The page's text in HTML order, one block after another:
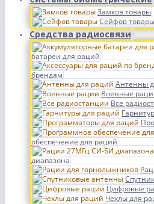
Замков товары
Сейфов товары
Средства радиосвязи
батареи для раций
брендам
Антенны
Военные
Все
обеспечение для раций
диапазона
Цифровые
Чехлы для